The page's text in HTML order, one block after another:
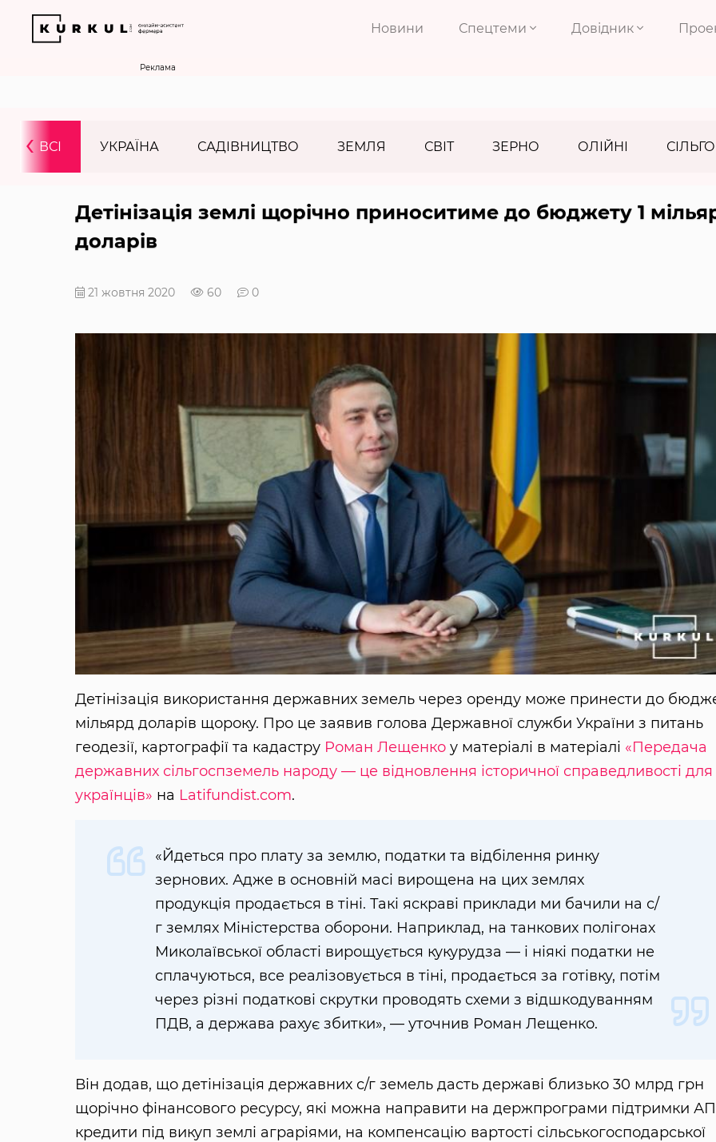
Новини Спецтеми Довідник
Реклама
ВСІ УКРАЇНА САДІВНИЦТВО ЗЕМЛЯ СВІТ ЗЕРНО ОЛІЙНІ
‹
Детінізація землі щорічно приноситиме до бюджету 1
доларів
21 жовтня 2020 60 0
Детінізація використання державних земель через оренду може принести до
мільярд доларів щороку. Про це заявив голова Державної служби України з питань
геодезії, картографії та кадастру Роман Лещенкоу матеріалі в матеріалі «Передача
державних сільгоспземель народу — це відновлення історичної справедливості для
українців» на Latifundist.com.
«Йдеться про плату за землю, податки та відбілення ринку
зернових. Адже в основній масі вирощена на цих землях
продукція продається в тіні. Такі яскраві приклади ми бачили на с/
г землях Міністерства оборони. Наприклад, на танкових полігонах
Миколаївської області вирощується кукурудза — і ніякі податки не
сплачуються, все реалізовується в тіні, продається за готівку, потім
через різні податкові скрутки проводять схеми з відшкодуванням
ПДВ, а держава рахує збитки», — уточнив Роман Лещенко.
Він додав, що детінізація державних с/г земель дасть державі близько 30 млрд грн
щорічно фінансового ресурсу, які можна направити на держпрограми підтримки
кредити під викуп землі аграріями, на компенсацію вартості сільськогосподарської